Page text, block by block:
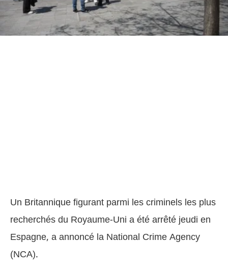
Un Britannique figurant parmi les criminels les plus
recherchés du Royaume-Uni a été arrêté jeudi en
Espagne, a annoncé la National Crime Agency
(NCA).